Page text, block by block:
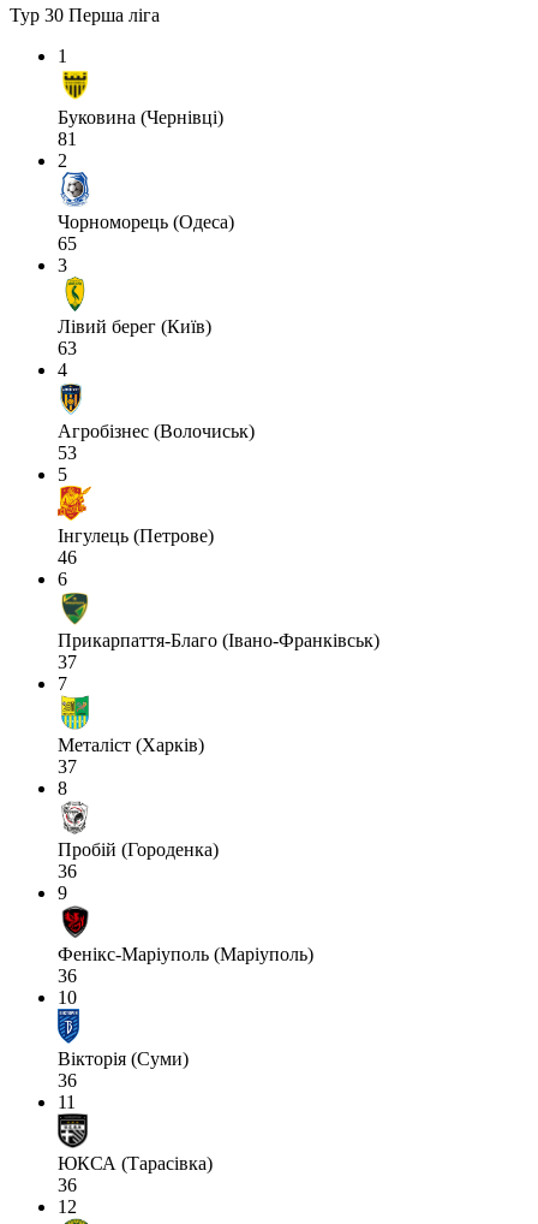
Тур 30 Перша ліга
1
Буковина (Чернівці)
81
2
Чорноморець (Одеса)
65
3
Лівий берег (Київ)
63
4
Агробізнес (Волочиськ)
53
5
Інгулець (Петрове)
46
6
Прикарпаття-Благо (Івано-Франківськ)
37
7
Металіст (Харків)
37
8
Пробій (Городенка)
36
9
Фенікс-Маріуполь (Маріуполь)
36
10
Вікторія (Суми)
36
11
ЮКСА (Тарасівка)
36
12